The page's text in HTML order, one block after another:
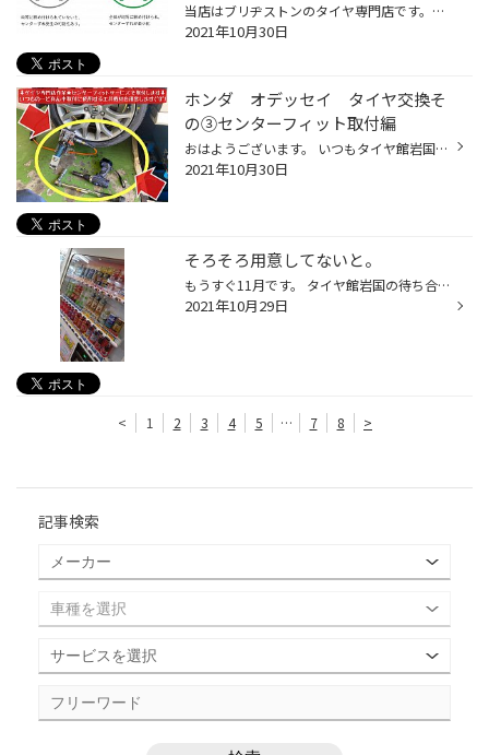
当店はブリヂストンのタイヤ専門店です。「ずいぶん長く使っているけれど、まだ大丈夫かな」など、もし愛車のタイヤのコンディションが気になるようでしたら、点検を無料で実施いたしますのでご利用ください。 また当店では、「直進安定性、ドライ性能、ウェット性能、低燃費性能、ライフ性能、静粛...
2021年10月30日
ホンダ オデッセイ タイヤ交換そ
の③センターフィット取付編
おはようございます。 いつもタイヤ館岩国店のWEBをご覧頂き…ありがとうございます(^O^) 南岩国3丁目188号線の南岩国三郵便局さんの向かい側のタイヤ館岩国店(少し道路から奥まっています)の店長の越智です。 本日は…クリックしてね→10月28日の事例紹介① →昨日10月29日の事例紹介②の続きで〜 ホンダ...
2021年10月30日
そろそろ用意してないと。
もうすぐ11月です。 タイヤ館岩国の待ち合いコーナーの自動販売機も『あったか～い』を導入しました。 現在は準備中ではなく全て購入できます。 スタッドレスタイヤへの取り付けも準備が早い方が来られてます。 タイヤ館岩国では混雑前の取り付けをオススメしております。 スタッドレスタイヤが今シ...
2021年10月29日
< 1 2 3 4 5 … 7 8 >
記事検索